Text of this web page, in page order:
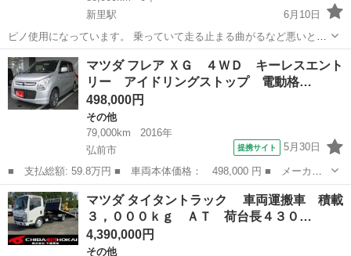
新里駅
6月10日
ピノ使用になっています。 乗っていて走る止まる曲がるなど悪いとこ
ろはありませんが外装が少しボコボコです。 マツダ キャロル ミッシ
ョン AT 4wd 走る曲がる止まるなど気になる点はありませんでし
た。 外装にかんして...
青森 弘前市 新里駅
マツダ フレア ＸＧ ４ＷＤ キーレスエント
リー アイドリングストップ 電動格…
498,000円
その他
79,000km
2016年
弘前市
提携サイト 5月30日
■ 支払総額: 59.8万円 ■ 車両本体価格： 498,000 円 ■ メーカー
名： マツダ ■ 車種名： フレア ■ グレード名： ＸＧ ４Ｗ
Ｄ キーレスエントリー アイドリングストップ 電動格納ミラー
シートヒーター...
青森 弘前市 その他
マツダ タイタントラック 車両運搬車 積載
３，０００ｋｇ ＡＴ 荷台長４３０…
4,390,000円
その他